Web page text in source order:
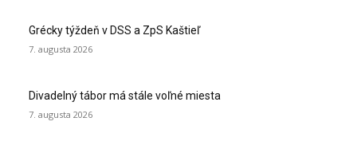
Grécky týždeň v DSS a ZpS Kaštieľ
7. augusta 2026
Divadelný tábor má stále voľné miesta
7. augusta 2026